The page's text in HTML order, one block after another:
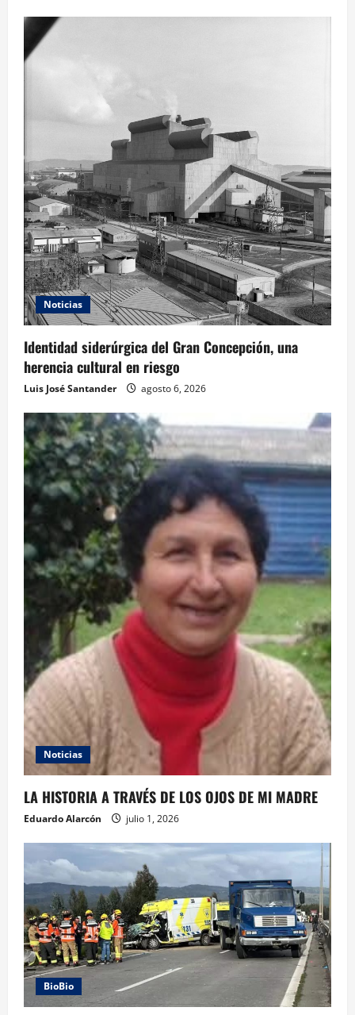
Noticias
Identidad siderúrgica del Gran Concepción, una
herencia cultural en riesgo
Luis José Santander agosto 6, 2026
Noticias
LA HISTORIA A TRAVÉS DE LOS OJOS DE MI MADRE
Eduardo Alarcón julio 1, 2026
BioBio